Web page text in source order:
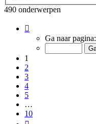
490 onderwerpen
van
Ga naar pagina:
1
2
3
4
5
…
10